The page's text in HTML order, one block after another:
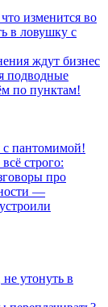
изменится во
в ловушку с
ждут бизнес
подводные
по пунктам!
с пантомимой!
строго:
про
—
утонуть в